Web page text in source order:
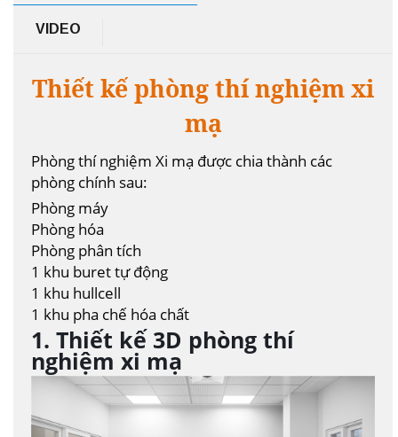
VIDEO
Thiết kế phòng thí nghiệm xi
mạ
Phòng thí nghiệm Xi mạ được chia thành các
phòng chính sau:
Phòng máy
Phòng hóa
Phòng phân tích
1 khu buret tự động
1 khu hullcell
1 khu pha chế hóa chất
1. Thiết kế 3D phòng thí
nghiệm xi mạ